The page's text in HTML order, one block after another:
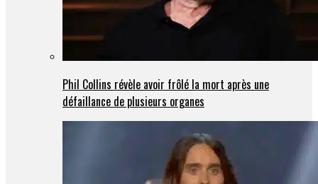
Phil Collins révèle avoir frôlé la mort après une
défaillance de plusieurs organes